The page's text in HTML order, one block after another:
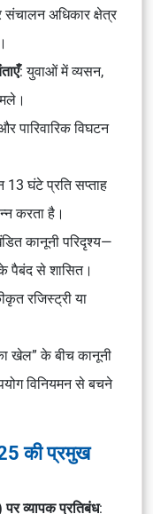
संचालन अधिकार क्षेत्र
: युवाओं में व्यसन,
पारिवारिक विघटन
13 घंटे प्रति सप्ताह
करता है।
कानूनी परिदृश्य—
पैबंद से शासित।
रजिस्ट्री या
खेल” के बीच कानूनी
विनियमन से बचने
की प्रमुख
व्यापक प्रतिबंध: